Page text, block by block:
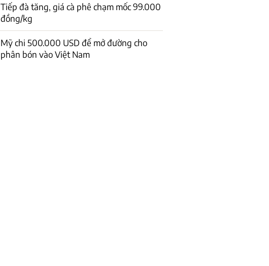
Tiếp đà tăng, giá cà phê chạm mốc 99.000
đồng/kg
Mỹ chi 500.000 USD để mở đường cho
phân bón vào Việt Nam